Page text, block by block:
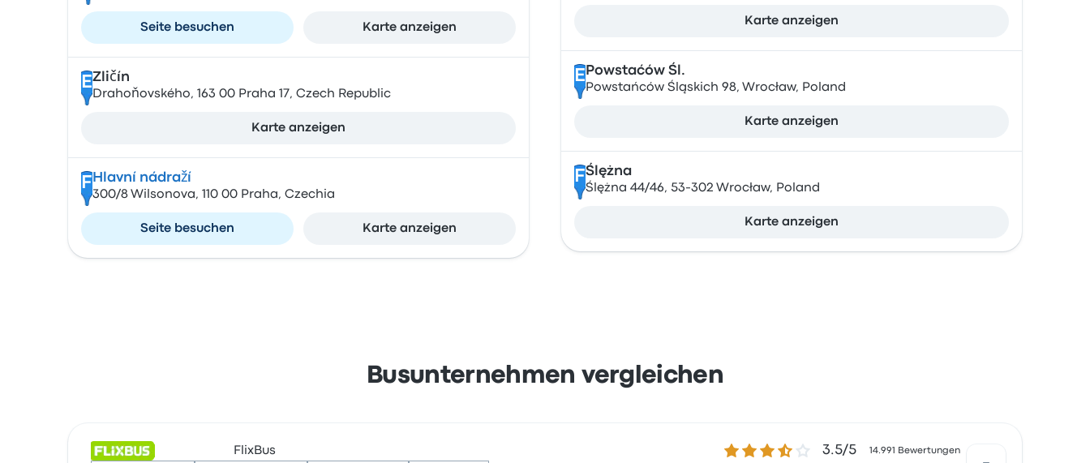
Seite besuchen Karte anzeigen
EZličín
Drahoňovského, 163 00 Praha 17, Czech Republic
Karte anzeigen
F Hlavní nádraží
300/8 Wilsonova, 110 00 Praha, Czechia
Seite besuchen Karte anzeigen
Karte anzeigen
E Powstaćów Śl.
Powstańców Śląskich 98, Wrocław, Poland
Karte anzeigen
FŚlężna
Ślężna 44/46, 53-302 Wrocław, Poland
Karte anzeigen
Busunternehmen vergleichen
FlixBus 3.5 von 5 Sternen3.5/5 14.991 Bewertungen